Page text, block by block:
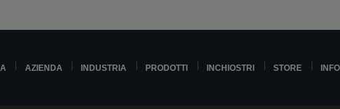
AZIENDA INDUSTRIA PRODOTTI INCHIOSTRI STORE